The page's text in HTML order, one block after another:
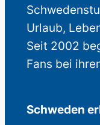
Urlaub,
Seit 2002
Fans bei
Schweden